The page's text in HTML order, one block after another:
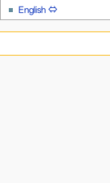
English ⇔